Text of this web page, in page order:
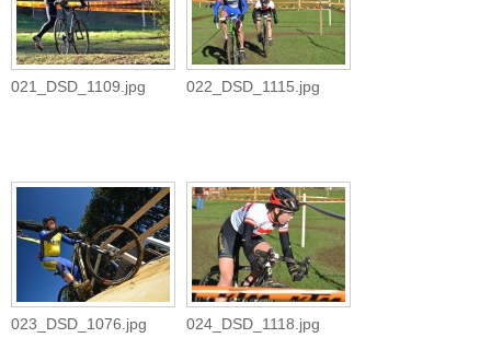
021_DSD_1109.jpg 022_DSD_1115.jpg
023_DSD_1076.jpg 024_DSD_1118.jpg